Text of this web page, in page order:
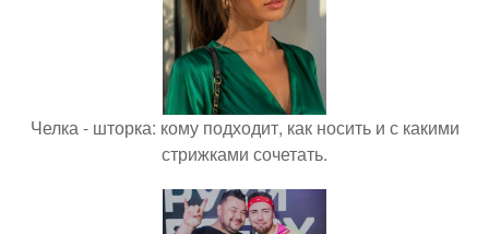
Челка - шторка: кому подходит, как носить и с какими
стрижками сочетать.